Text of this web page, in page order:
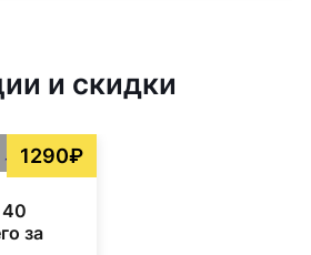
и скидки
1290₽
40
за